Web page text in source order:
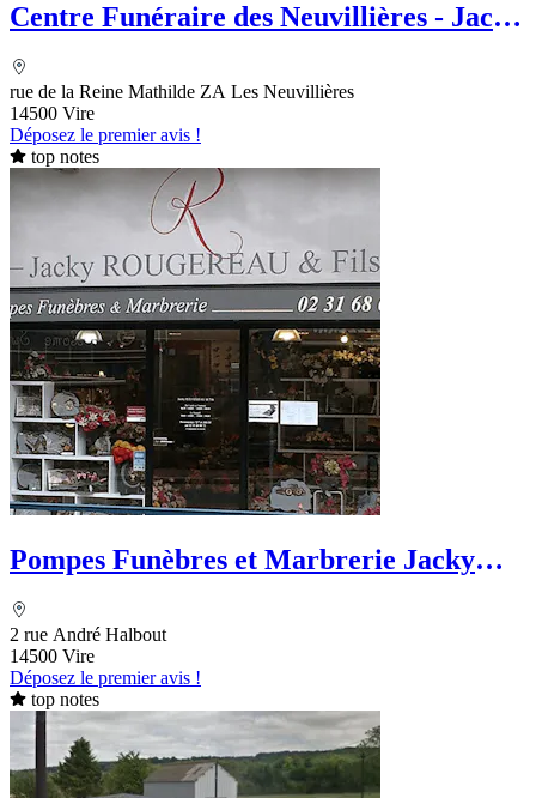
Centre Funéraire des Neuvillières - Jacky
rue de la Reine Mathilde ZA Les Neuvillières
14500 Vire
Déposez le premier avis !
top notes
Pompes Funèbres et Marbrerie Jacky
2 rue André Halbout
14500 Vire
Déposez le premier avis !
top notes